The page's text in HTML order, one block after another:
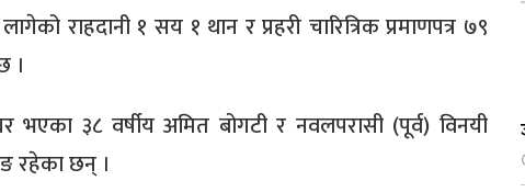
राहदानी १ सय १ थान र प्रहरी चारित्रिक प्रमाणपत्र ७९
।
३८ वर्षीय अमित बोगटी र नवलपरासी (पूर्व) विनयी
रहेका छन् ।